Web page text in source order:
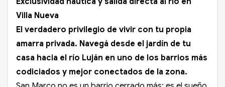
Villa Nueva
El verdadero privilegio de vivir con tu propia
amarra privada. Navegá desde el jardín de tu
casa hacia el río Luján en uno de los barrios más
codiciados y mejor conectados de la zona.